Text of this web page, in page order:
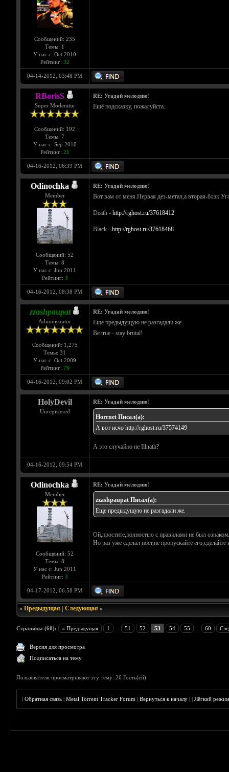
Сообщений: 235
Темы: 1
У нас с: Oct 2010
Рейтинг: 32
04-14-2012, 03:48 PM
RBorisS
Super Moderator
Сообщений: 192
Темы: 7
У нас с: Sep 2010
Рейтинг: 21
RE: Угадай мелодию!
Ещё подсказку, пожалуйста.
04-16-2012, 06:39 PM
Odinochka
Member
Сообщений: 52
Темы: 8
У нас с: Jun 2011
Рейтинг: 3
RE: Угадай мелодию!
Вот вам от меня.Первая дез-метал,а вторая-
Death -http://rghost.ru/37618412
Black -http://rghost.ru/37618468
04-16-2012, 08:38 PM
zzashpaupat
Administrator
Сообщений: 1,275
Темы: 31
У нас с: Oct 2009
Рейтинг: 79
RE: Угадай мелодию!
Еще предыдущую не разгадали же.
Be true - stay brutal!
04-16-2012, 09:02 PM
HolyDevil
Unregistered
RE: Угадай мелодию!
Horrnet Писал(а):
А вот исчоhttp://rghost.ru/37574149
А это случайно не Illnath?
04-16-2012, 09:54 PM
Odinochka
Member
Сообщений: 52
Темы: 8
У нас с: Jun 2011
Рейтинг: 3
RE: Угадай мелодию!
zzashpaupat Писал(а):
Еще предыдущую не разгадали же.
Ой,простите,полностью с правилами не был
Но раз уже сделал пост,не пропускайте
04-17-2012, 06:58 PM
«Предыдущая |Следующая »
Страницы (60): « Предыдущая 1 51 52 53 54 55 60
Версия для просмотра
Подписаться на тему
Пользователи просматривают эту тему: 26 Гость(ей)
|Обратная связь |Metal Torrent Tracker Forum |Вернуться к началу ||Лёгкий